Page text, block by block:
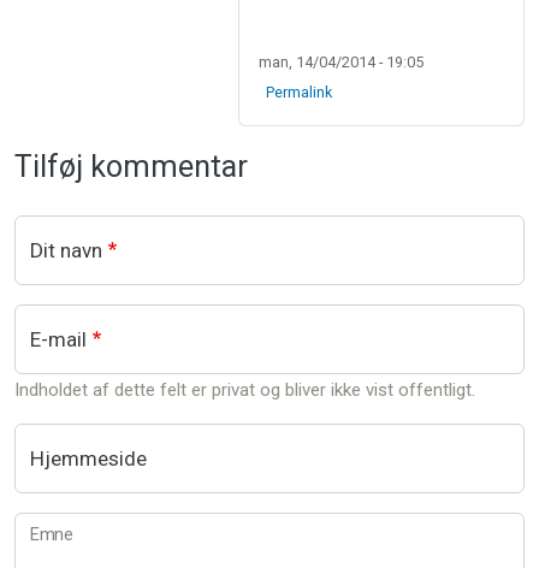
man, 14/04/2014 - 19:05
Permalink
Tilføj kommentar
Dit navn
E-mail
Indholdet af dette felt er privat og bliver ikke vist offentligt.
Hjemmeside
Emne